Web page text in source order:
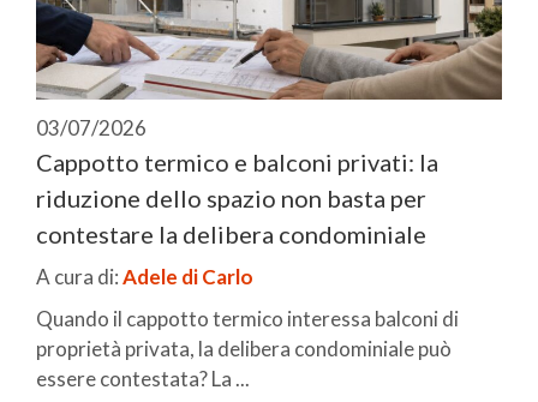
03/07/2026
Cappotto termico e balconi privati: la
riduzione dello spazio non basta per
contestare la delibera condominiale
A cura di:Adele di Carlo
Quando il cappotto termico interessa balconi di
proprietà privata, la delibera condominiale può
essere contestata? La ...